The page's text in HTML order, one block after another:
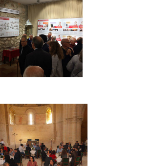
Tiempos de vivir
DISEÑO EDITORIAL
→